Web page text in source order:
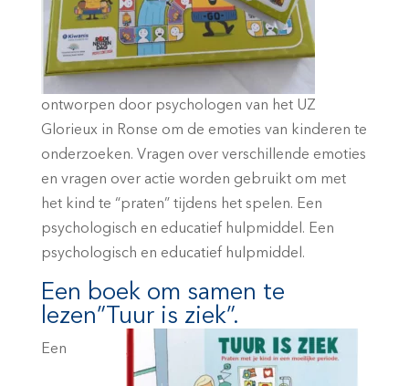
ontworpen door psychologen van het UZ
Glorieux in Ronse om de emoties van kinderen te
onderzoeken. Vragen over verschillende emoties
en vragen over actie worden gebruikt om met
het kind te “praten” tijdens het spelen. Een
psychologisch en educatief hulpmiddel. Een
psychologisch en educatief hulpmiddel.
Een boek om samen te
lezen”Tuur is ziek”.
Een